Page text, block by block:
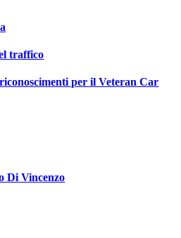
traffico
per il Veteran Car
Di Vincenzo